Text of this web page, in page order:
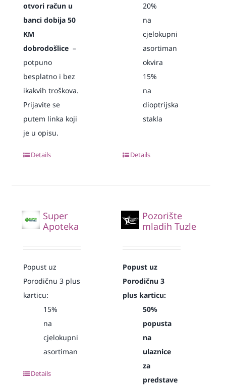
otvori račun u
banci dobija 50
KM
dobrodošlice–
potpuno
besplatno i bez
ikakvih troškova.
Prijavite se
putem linka koji
je u opisu.
Details
20%
na
cjelokupni
asortiman
okvira
15%
na
dioptrijska
stakla
Details
Super
Apoteka
Popust uz
Porodičnu 3 plus
karticu:
15%
na
cjelokupni
asortiman
Details
Pozorište
mladih Tuzle
Popust uz
Porodičnu 3
plus karticu:
50%
popusta
na
ulaznice
za
predstave